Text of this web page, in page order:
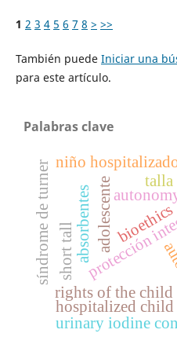
1 2 3 4 5 6 7 8 > >>
También puede Iniciar una
para este artículo.
Palabras clave
protección
adolescentebioethics
rights of the child
niño
hospitalized child
urinary iodine
síndrome de turner talla
short tallabsorbentes